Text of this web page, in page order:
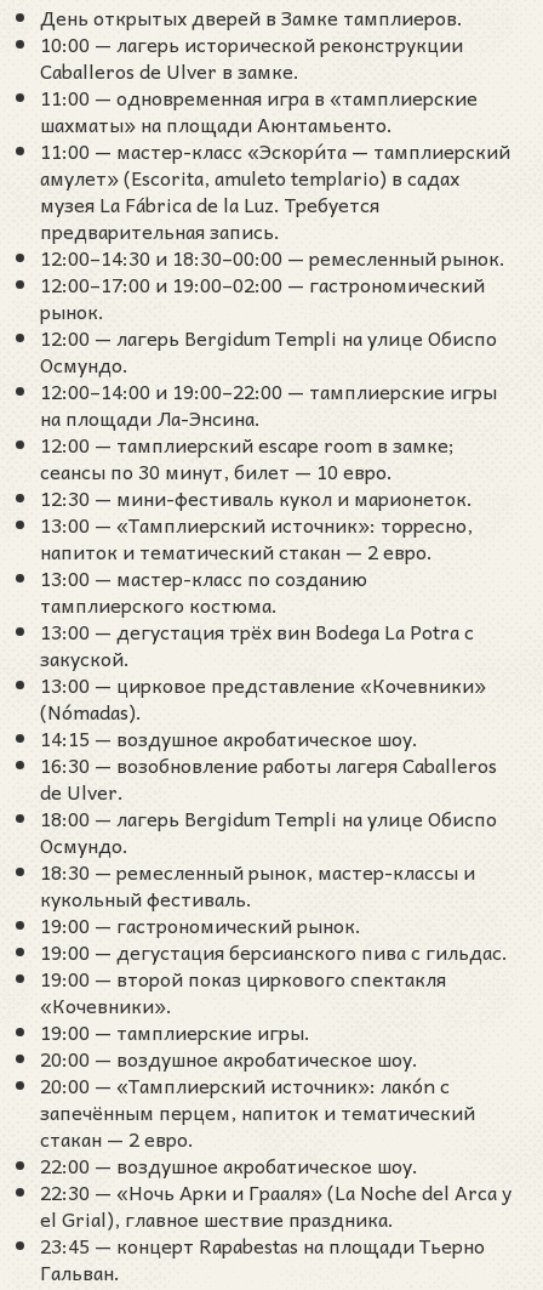
День открытых дверей в Замке тамплиеров.
10:00 — лагерь исторической реконструкции
Caballeros de Ulver в замке.
11:00 — одновременная игра в «тамплиерские
шахматы» на площади Аюнтамьенто.
11:00 — мастер-класс «Эскори́та — тамплиерский
амулет» (Escorita, amuleto templario) в садах
музея La Fábrica de la Luz. Требуется
предварительная запись.
12:00–14:30 и 18:30–00:00 — ремесленный рынок.
12:00–17:00 и 19:00–02:00 — гастрономический
рынок.
12:00 — лагерь Bergidum Templi на улице Обиспо
Осмундо.
12:00–14:00 и 19:00–22:00 — тамплиерские игры
на площади Ла-Энсина.
12:00 — тамплиерский escape room в замке;
сеансы по 30 минут, билет — 10 евро.
12:30 — мини-фестиваль кукол и марионеток.
13:00 — «Тамплиерский источник»: торресно,
напиток и тематический стакан — 2 евро.
13:00 — мастер-класс по созданию
тамплиерского костюма.
13:00 — дегустация трёх вин Bodega La Potra с
закуской.
13:00 — цирковое представление «Кочевники»
(Nómadas).
14:15 — воздушное акробатическое шоу.
16:30 — возобновление работы лагеря Caballeros
de Ulver.
18:00 — лагерь Bergidum Templi на улице Обиспо
Осмундо.
18:30 — ремесленный рынок, мастер-классы и
кукольный фестиваль.
19:00 — гастрономический рынок.
19:00 — дегустация берсианского пива с гильдас.
19:00 — второй показ циркового спектакля
«Кочевники».
19:00 — тамплиерские игры.
20:00 — воздушное акробатическое шоу.
20:00 — «Тамплиерский источник»: лакón с
запечённым перцем, напиток и тематический
стакан — 2 евро.
22:00 — воздушное акробатическое шоу.
22:30 — «Ночь Арки и Грааля» (La Noche del Arca y
el Grial), главное шествие праздника.
23:45 — концерт Rapabestas на площади Тьерно
Гальван.